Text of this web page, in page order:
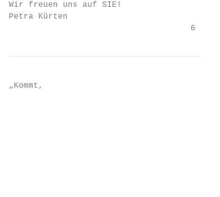
Wir freuen uns auf SIE!
Petra Kürten
                                     6
„Kommt,